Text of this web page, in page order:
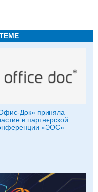
Док» приняла
в партнерской
«ЭОС»